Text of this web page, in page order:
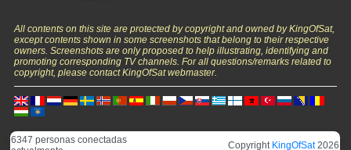
All contents on this site are protected by copyright and owned by KingOfSat,
except contents shown in some screenshots that belong to their respective
owners. Screenshots are only proposed to help illustrating, identifying and
promoting corresponding TV channels. For all questions/remarks related to
copyright, please contact KingOfSat webmaster.
6347 personas conectadas
Copyright KingOfSat2026